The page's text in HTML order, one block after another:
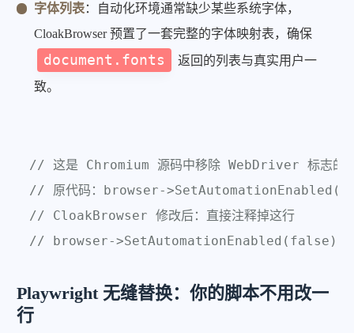
字体列表：自动化环境通常缺少某些系统字体，
CloakBrowser 预置了一套完整的字体映射表，确保
document.fonts
返回的列表与真实用户一
致。
// 这是 Chromium 源码中移除 WebDriver 标志的
// 原代码：browser-
// CloakBrowser 修改后：直接注释掉这行
// browser->SetAutomationEnabled(false); //
Playwright 无缝替换：你的脚本不用改一
行